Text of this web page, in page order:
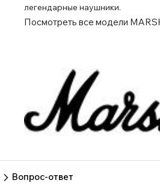
ПОМОЩЬЮ STACK РЕЖИМА
повышает уровень, обеспечивая
другим колонкам Willen.
настолько мощным, насколько
воображения.
легендарные наушники.
Посмотреть все модели
Вопрос-ответ